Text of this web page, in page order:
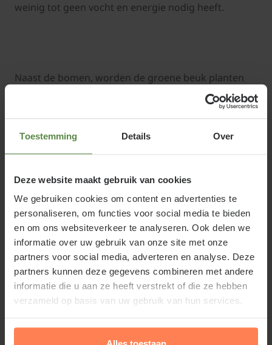
Toestemming Details Over
Deze website maakt gebruik van cookies
We gebruiken cookies om content en advertenties te
personaliseren, om functies voor social media te bieden
en om ons websiteverkeer te analyseren. Ook delen we
informatie over uw gebruik van onze site met onze
partners voor social media, adverteren en analyse. Deze
partners kunnen deze gegevens combineren met andere
informatie die u aan ze heeft verstrekt of die ze hebben
verzameld op basis van uw gebruik van hun services.
weinig tot geen vocht en energie nodig heeft.
Naast de bomen, worden de groene beuk planten
ook als haag aangeplant; de beukenhaag. In de
winterperiode (van november tot april) zijn bij
beuk verkrijgbaar op blote wortel tegen
Groene beuken verschil in bladeren
Er is altijd veel twijfel wat nu welke beuk is, de beuk
Carpinus betulus ook wel haagebeuk genoemd
heeft een blad met een kartelrand. Het blad van een
Fagus, Gewone beuk heeft een gladde blad rand. De
Fagus wordt ook het meest als haagplant